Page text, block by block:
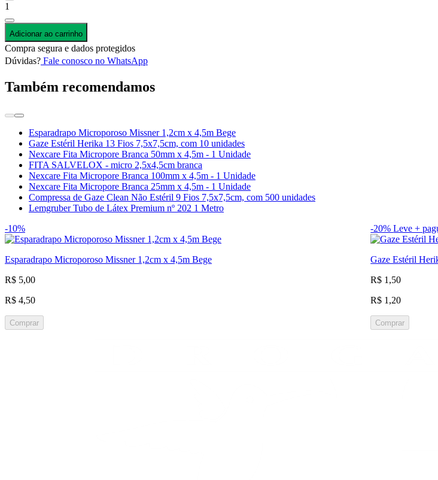
1
Adicionar ao carrinho
Compra segura e dados protegidos
Dúvidas? Fale conosco no WhatsApp
Também recomendamos
Esparadrapo Microporoso Missner 1,2cm x 4,5m Bege
Gaze Estéril Herika 13 Fios 7,5x7,5cm, com 10 unidades
Nexcare Fita Micropore Branca 50mm x 4,5m - 1 Unidade
FITA SALVELOX - micro 2,5x4,5cm branca
Nexcare Fita Micropore Branca 100mm x 4,5m - 1 Unidade
Nexcare Fita Micropore Branca 25mm x 4,5m - 1 Unidade
Compressa de Gaze Clean Não Estéril 9 Fios 7,5x7,5cm, com 500 unidades
Lemgruber Tubo de Látex Premium nº 202 1 Metro
-10%
Esparadrapo Microporoso Missner 1,2cm x 4,5m Bege
R$ 5,00
R$ 4,50
Comprar
-20%Leve +
Gaze Estéril
R$ 1,50
R$ 1,20
Comprar